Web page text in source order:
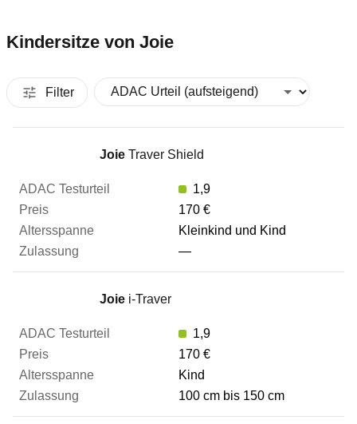
Kindersitze von Joie
Filter
ADAC Testurteil
Preis
Zulassung
Joie Traver Shield
1,9
170 €
Kleinkind und Kind
—
Joie i-Traver
1,9
170 €
Kind
100 cm bis 150 cm